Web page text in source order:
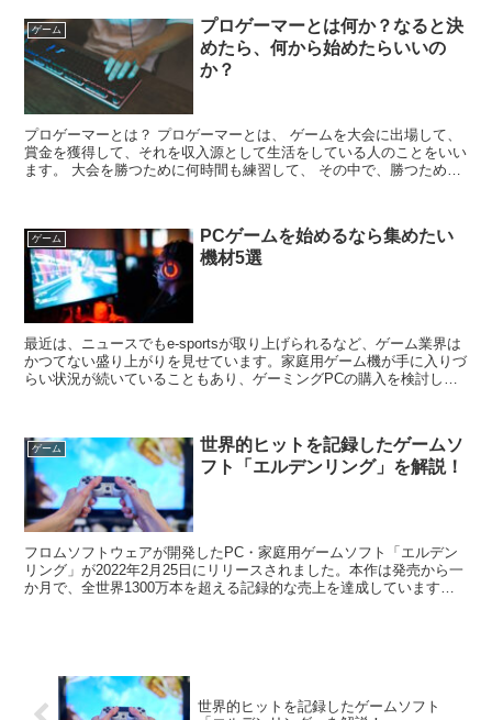
ゲーム
プロゲーマーとは何か？なると決
めたら、何から始めたらいいの
か？
プロゲーマーとは？ プロゲーマーとは、 ゲームを大会に出場して、
賞金を獲得して、それを収入源として生活をしている人のことをいい
ます。 大会を勝つために何時間も練習して、 その中で、勝つために
ゲーム
PCゲームを始めるなら集めたい
機材5選
最近は、ニュースでもe-sportsが取り上げられるなど、ゲーム業界は
かつてない盛り上がりを見せています。家庭用ゲーム機が手に入りづ
らい状況が続いていることもあり、ゲーミングPCの購入を検討して
ゲーム
世界的ヒットを記録したゲームソ
フト「エルデンリング」を解説！
フロムソフトウェアが開発したPC・家庭用ゲームソフト「エルデン
リング」が2022年2月25日にリリースされました。本作は発売から一
か月で、全世界1300万本を超える記録的な売上を達成しています。
世界的ヒットを記録したゲームソフト